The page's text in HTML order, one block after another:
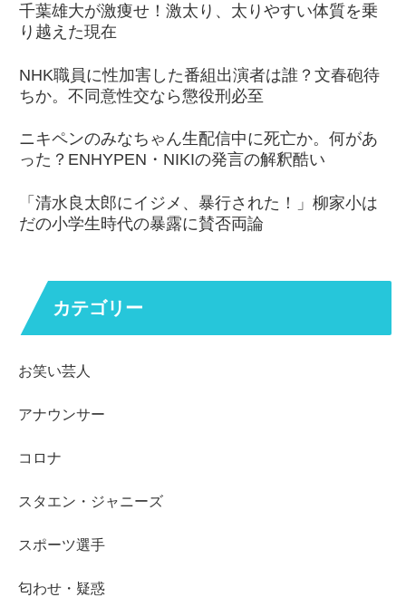
千葉雄大が激痩せ！激太り、太りやすい体質を乗
り越えた現在
NHK職員に性加害した番組出演者は誰？文春砲待
ちか。不同意性交なら懲役刑必至
ニキペンのみなちゃん生配信中に死亡か。何があ
った？ENHYPEN・NIKIの発言の解釈酷い
「清水良太郎にイジメ、暴行された！」柳家小は
だの小学生時代の暴露に賛否両論
カテゴリー
お笑い芸人
アナウンサー
コロナ
スタエン・ジャニーズ
スポーツ選手
匂わせ・疑惑